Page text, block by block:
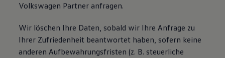
Volkswagen Partner anfragen.
Wir löschen Ihre Daten, sobald wir Ihre Anfrage zu
Ihrer Zufriedenheit beantwortet haben, sofern keine
anderen Aufbewahrungsfristen (z. B. steuerliche